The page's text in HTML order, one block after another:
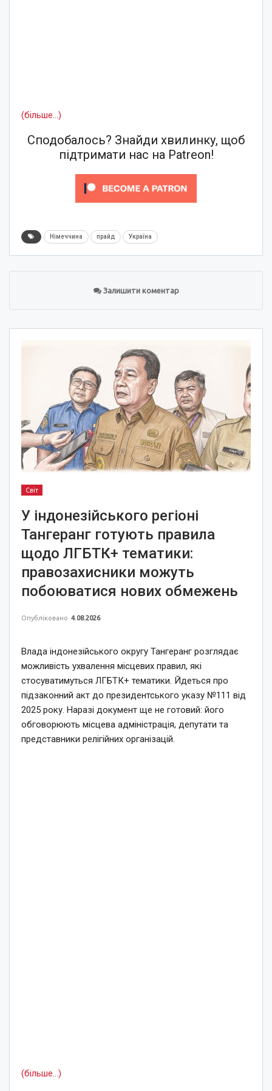
(більше…)
Сподобалось? Знайди хвилинку, щоб
підтримати нас на Patreon!
Німеччина прайд Україна
Залишити коментар
Світ
У індонезійського регіоні
Тангеранг готують правила
щодо ЛГБТК+ тематики:
правозахисники можуть
побоюватися нових обмежень
Опубліковано 4.08.2026
Влада індонезійського округу Тангеранг розглядає
можливість ухвалення місцевих правил, які
стосуватимуться ЛГБТК+ тематики. Йдеться про
підзаконний акт до президентського указу №111 від
2025 року. Наразі документ ще не готовий: його
обговорюють місцева адміністрація, депутати та
представники релігійних організацій.
(більше…)